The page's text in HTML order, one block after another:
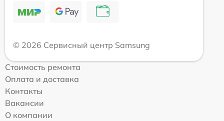
© 2026 Сервисный центр Samsung
Стоимость ремонта
Оплата и доставка
Контакты
Вакансии
О компании